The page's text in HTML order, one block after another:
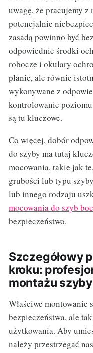
uwagę, że pracujemy z
potencjalnie
zasadą powinno być
odpowiednie środki
robocze i okulary
planie, ale równie
wykonywane z
kontrolowanie
są tu kluczowe.
Co więcej, dobór
do szyby ma tutaj
mocowania, takie jak
grubości lub typu
lub innego rodzaju
mocowania do szyb
bezpieczeństwo.
Szczegółowy
kroku:
montażu szyby
Właściwe montowanie
bezpieczeństwa, ale
użytkowania. Aby
należy przestrzegać